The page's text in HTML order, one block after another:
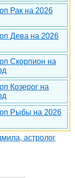
Рак на 2026
Дева на 2026
Скорпион на
Козерог на
Рыбы на 2026
астролог